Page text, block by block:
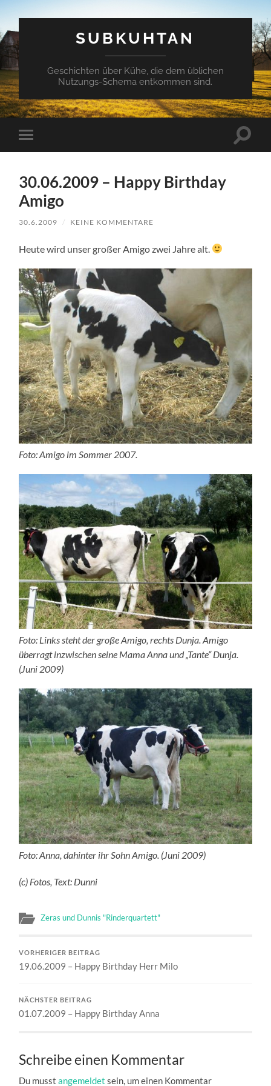
SUBKUHTAN
Geschichten über Kühe, die dem üblichen
Nutzungs-Schema entkommen sind.
Mobile-
Menü
30.06.2009 – Happy Birthday
Amigo
30.6.2009 / KEINE KOMMENTARE
Heute wird unser großer Amigo zwei Jahre alt.
Foto: Amigo im Sommer 2007.
Foto: Links steht der große Amigo, rechts Dunja. Amigo
überragt inzwischen seine Mama Anna und „Tante“ Dunja.
(Juni 2009)
Foto: Anna, dahinter ihr Sohn Amigo. (Juni 2009)
(c) Fotos, Text: Dunni
Zeras und Dunnis "Rinderquartett"
VORHERIGER BEITRAG
19.06.2009 – Happy Birthday Herr Milo
NÄCHSTER BEITRAG
01.07.2009 – Happy Birthday Anna
Schreibe einen Kommentar
Du musstangemeldet sein, um einen Kommentar